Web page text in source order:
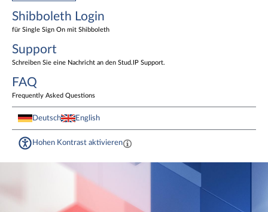
Shibboleth Login
für Single Sign On mit Shibboleth
Support
Schreiben Sie eine Nachricht an den Stud.IP Support.
FAQ
Frequently Asked Questions
Deutsch English
Hohen Kontrast aktivieren